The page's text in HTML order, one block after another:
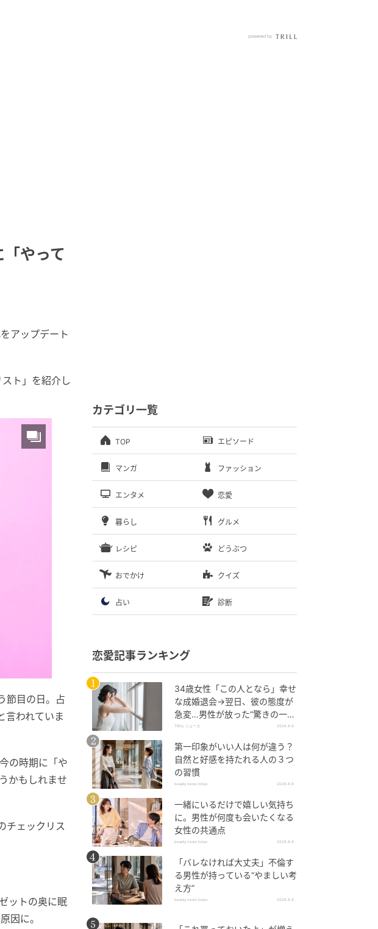
やって
アップデート
ト」を紹介し
節目の日。占
言われていま
の時期に「や
かもしれませ
チェックリス
ットの奥に眠
因に。
カテゴリ一覧
TOP エピソード
マンガ ファッション
エンタメ 恋愛
暮らし グルメ
レシピ どうぶつ
おでかけ クイズ
占い 診断
恋愛記事ランキング
34歳女性「この人となら」幸せ
な成婚退会→翌日、彼の態度が
急変…男性が放った“驚きの一
言”に「誰も信じることができま
TRILL ニュース 2026.8.8
第一印象がいい人は何が違う？
自然と好感を持たれる人の３つ
の習慣
beauty news tokyo 2026.8.8
一緒にいるだけで嬉しい気持ち
に。男性が何度も会いたくなる
女性の共通点
beauty news tokyo 2026.8.8
「バレなければ大丈夫」不倫す
る男性が持っている“やましい考
え方”
beauty news tokyo 2026.8.8